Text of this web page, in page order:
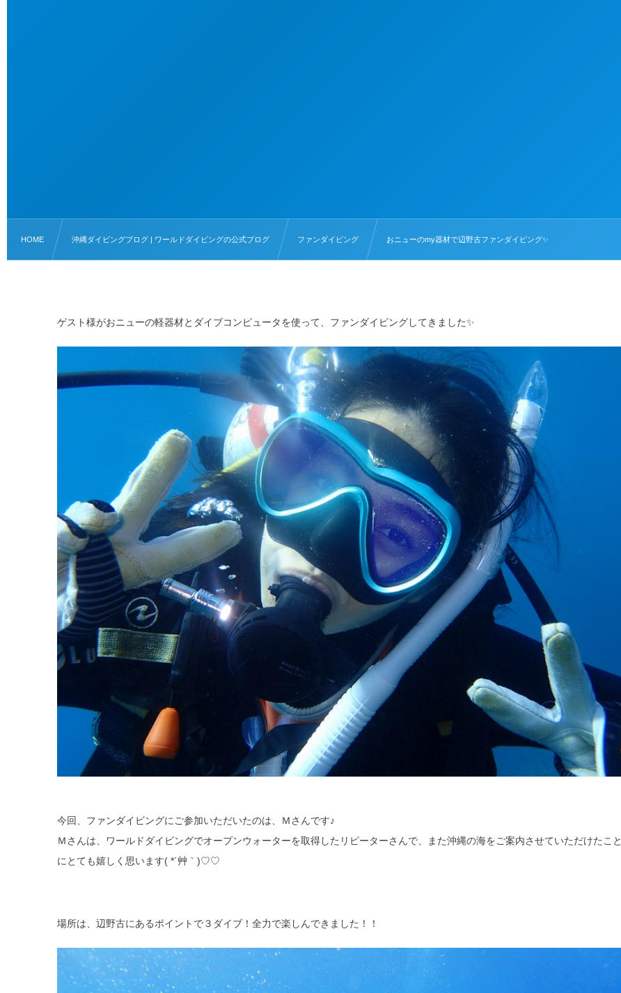
HOME 沖縄ダイビングブログ | ワールドダイビングの公式ブログ ファンダイビング おニューのmy器材で辺野古ファンダイビング✨
ゲスト様がおニューの軽器材とダイブコンピュータを使って、ファンダイビングしてきました✨
今回、ファンダイビングにご参加いただいたのは、Ｍさんです♪
Ｍさんは、ワールドダイビングでオープンウォーターを取得したリピーターさんで、また沖縄の海をご案内させていただけたこと
にとても嬉しく思います( *´艸｀)♡♡
場所は、辺野古にあるポイントで３ダイブ！全力で楽しんできました！！